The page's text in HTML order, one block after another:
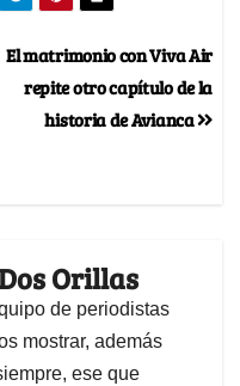
El matrimonio con Viva Air
repite otro capítulo de la
historia de Avianca
Orillas
de periodistas
mostrar, además
ese que